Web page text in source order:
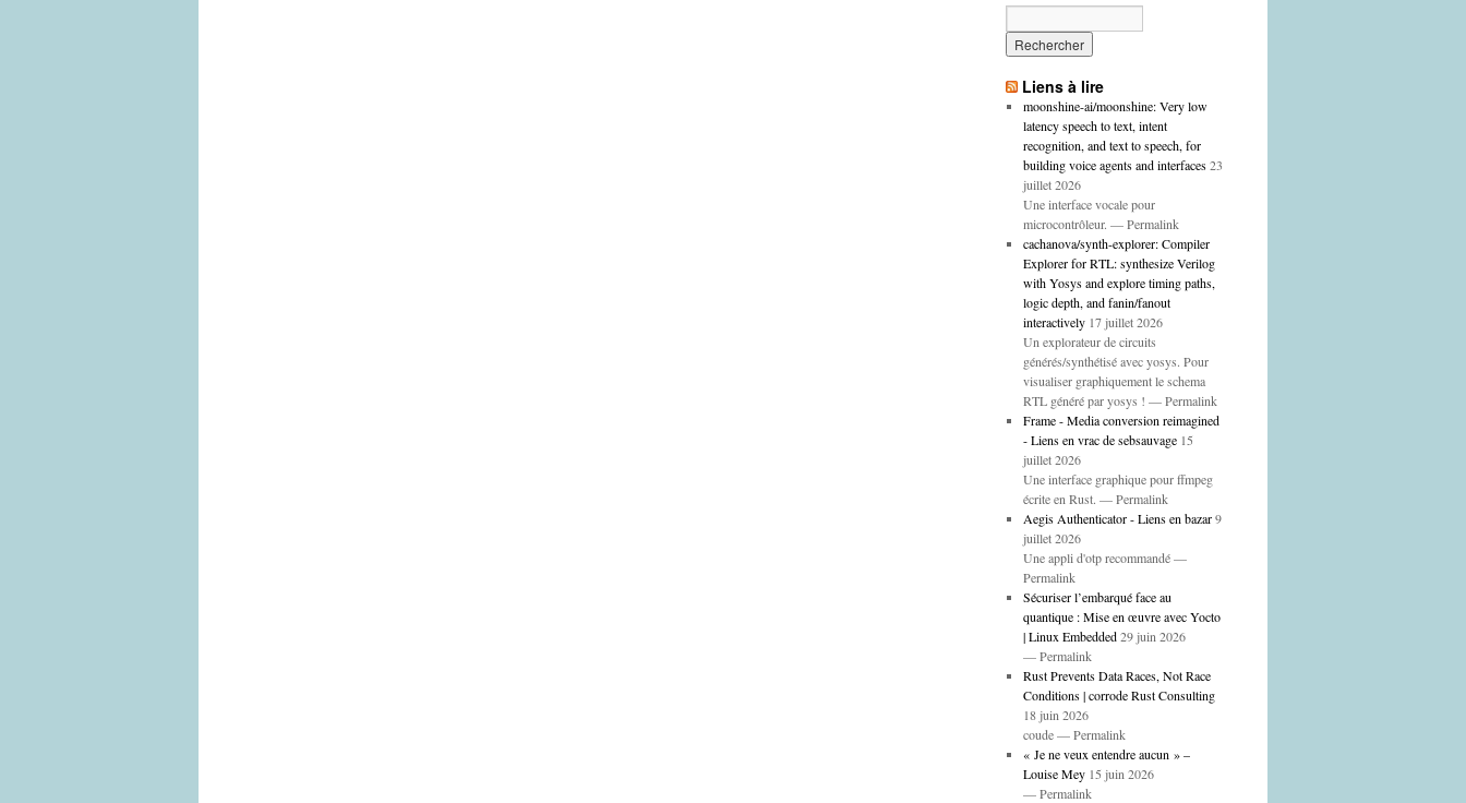
Liens à lire
moonshine-ai/moonshine: Very low
latency speech to text, intent
recognition, and text to speech, for
building voice agents and interfaces 23
juillet 2026
Une interface vocale pour
microcontrôleur. — Permalink
cachanova/synth-explorer: Compiler
Explorer for RTL: synthesize Verilog
with Yosys and explore timing paths,
logic depth, and fanin/fanout
interactively 17 juillet 2026
Un explorateur de circuits
générés/synthétisé avec yosys. Pour
visualiser graphiquement le schema
RTL généré par yosys ! — Permalink
Frame - Media conversion reimagined
- Liens en vrac de sebsauvage 15
juillet 2026
Une interface graphique pour ffmpeg
écrite en Rust. — Permalink
Aegis Authenticator - Liens en bazar 9
juillet 2026
Une appli d'otp recommandé —
Permalink
Sécuriser l’embarqué face au
quantique : Mise en œuvre avec Yocto
| Linux Embedded 29 juin 2026
— Permalink
Rust Prevents Data Races, Not Race
Conditions | corrode Rust Consulting
18 juin 2026
coude — Permalink
« Je ne veux entendre aucun » –
Louise Mey 15 juin 2026
— Permalink